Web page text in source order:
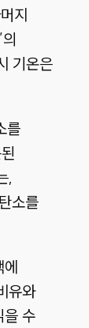
지
기온은
를
,
소를
유와
을 수